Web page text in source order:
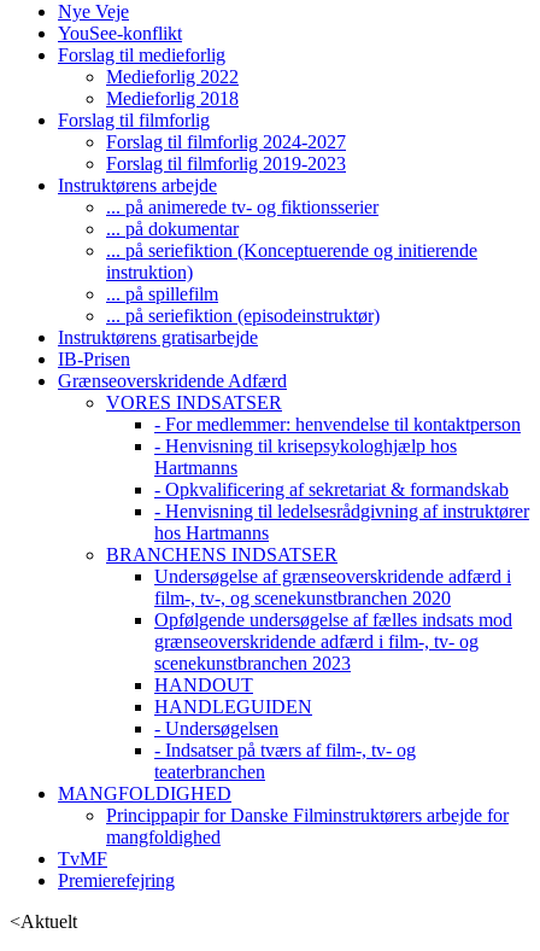
Nye Veje
YouSee-konflikt
Forslag til medieforlig
Medieforlig 2022
Medieforlig 2018
Forslag til filmforlig
Forslag til filmforlig 2024-2027
Forslag til filmforlig 2019-2023
Instruktørens arbejde
... på animerede tv- og fiktionsserier
... på dokumentar
... på seriefiktion (Konceptuerende og initierende
instruktion)
... på spillefilm
... på seriefiktion (episodeinstruktør)
Instruktørens gratisarbejde
IB-Prisen
Grænseoverskridende Adfærd
VORES INDSATSER
- For medlemmer: henvendelse til kontaktperson
- Henvisning til krisepsykologhjælp hos
Hartmanns
- Opkvalificering af sekretariat & formandskab
- Henvisning til ledelsesrådgivning af instruktører
hos Hartmanns
BRANCHENS INDSATSER
Undersøgelse af grænseoverskridende adfærd i
film-, tv-, og scenekunstbranchen 2020
Opfølgende undersøgelse af fælles indsats mod
grænseoverskridende adfærd i film-, tv- og
scenekunstbranchen 2023
HANDOUT
HANDLEGUIDEN
- Undersøgelsen
- Indsatser på tværs af film-, tv- og
teaterbranchen
MANGFOLDIGHED
Princippapir for Danske Filminstruktørers arbejde for
mangfoldighed
TvMF
Premierefejring
<Aktuelt